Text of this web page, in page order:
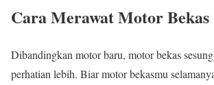
Cara Merawat Motor Bekas
Dibandingkan motor baru, motor bekas
perhatian lebih. Biar motor bekasmu